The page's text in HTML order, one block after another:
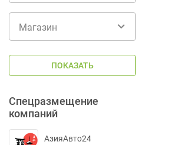
Магазин
ПОКАЗАТЬ
Спецразмещение
компаний
АзияАвто24